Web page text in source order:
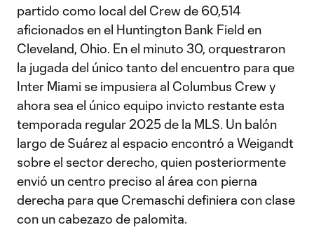
partido como local del Crew de 60,514
aficionados en el Huntington Bank Field en
Cleveland, Ohio. En el minuto 30, orquestraron
la jugada del único tanto del encuentro para que
Inter Miami se impusiera al Columbus Crew y
ahora sea el único equipo invicto restante esta
temporada regular 2025 de la MLS. Un balón
largo de Suárez al espacio encontró a Weigandt
sobre el sector derecho, quien posteriormente
envió un centro preciso al área con pierna
derecha para que Cremaschi definiera con clase
con un cabezazo de palomita.